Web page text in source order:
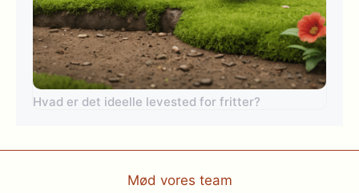
Hvad er det ideelle levested for fritter?
Mød vores team